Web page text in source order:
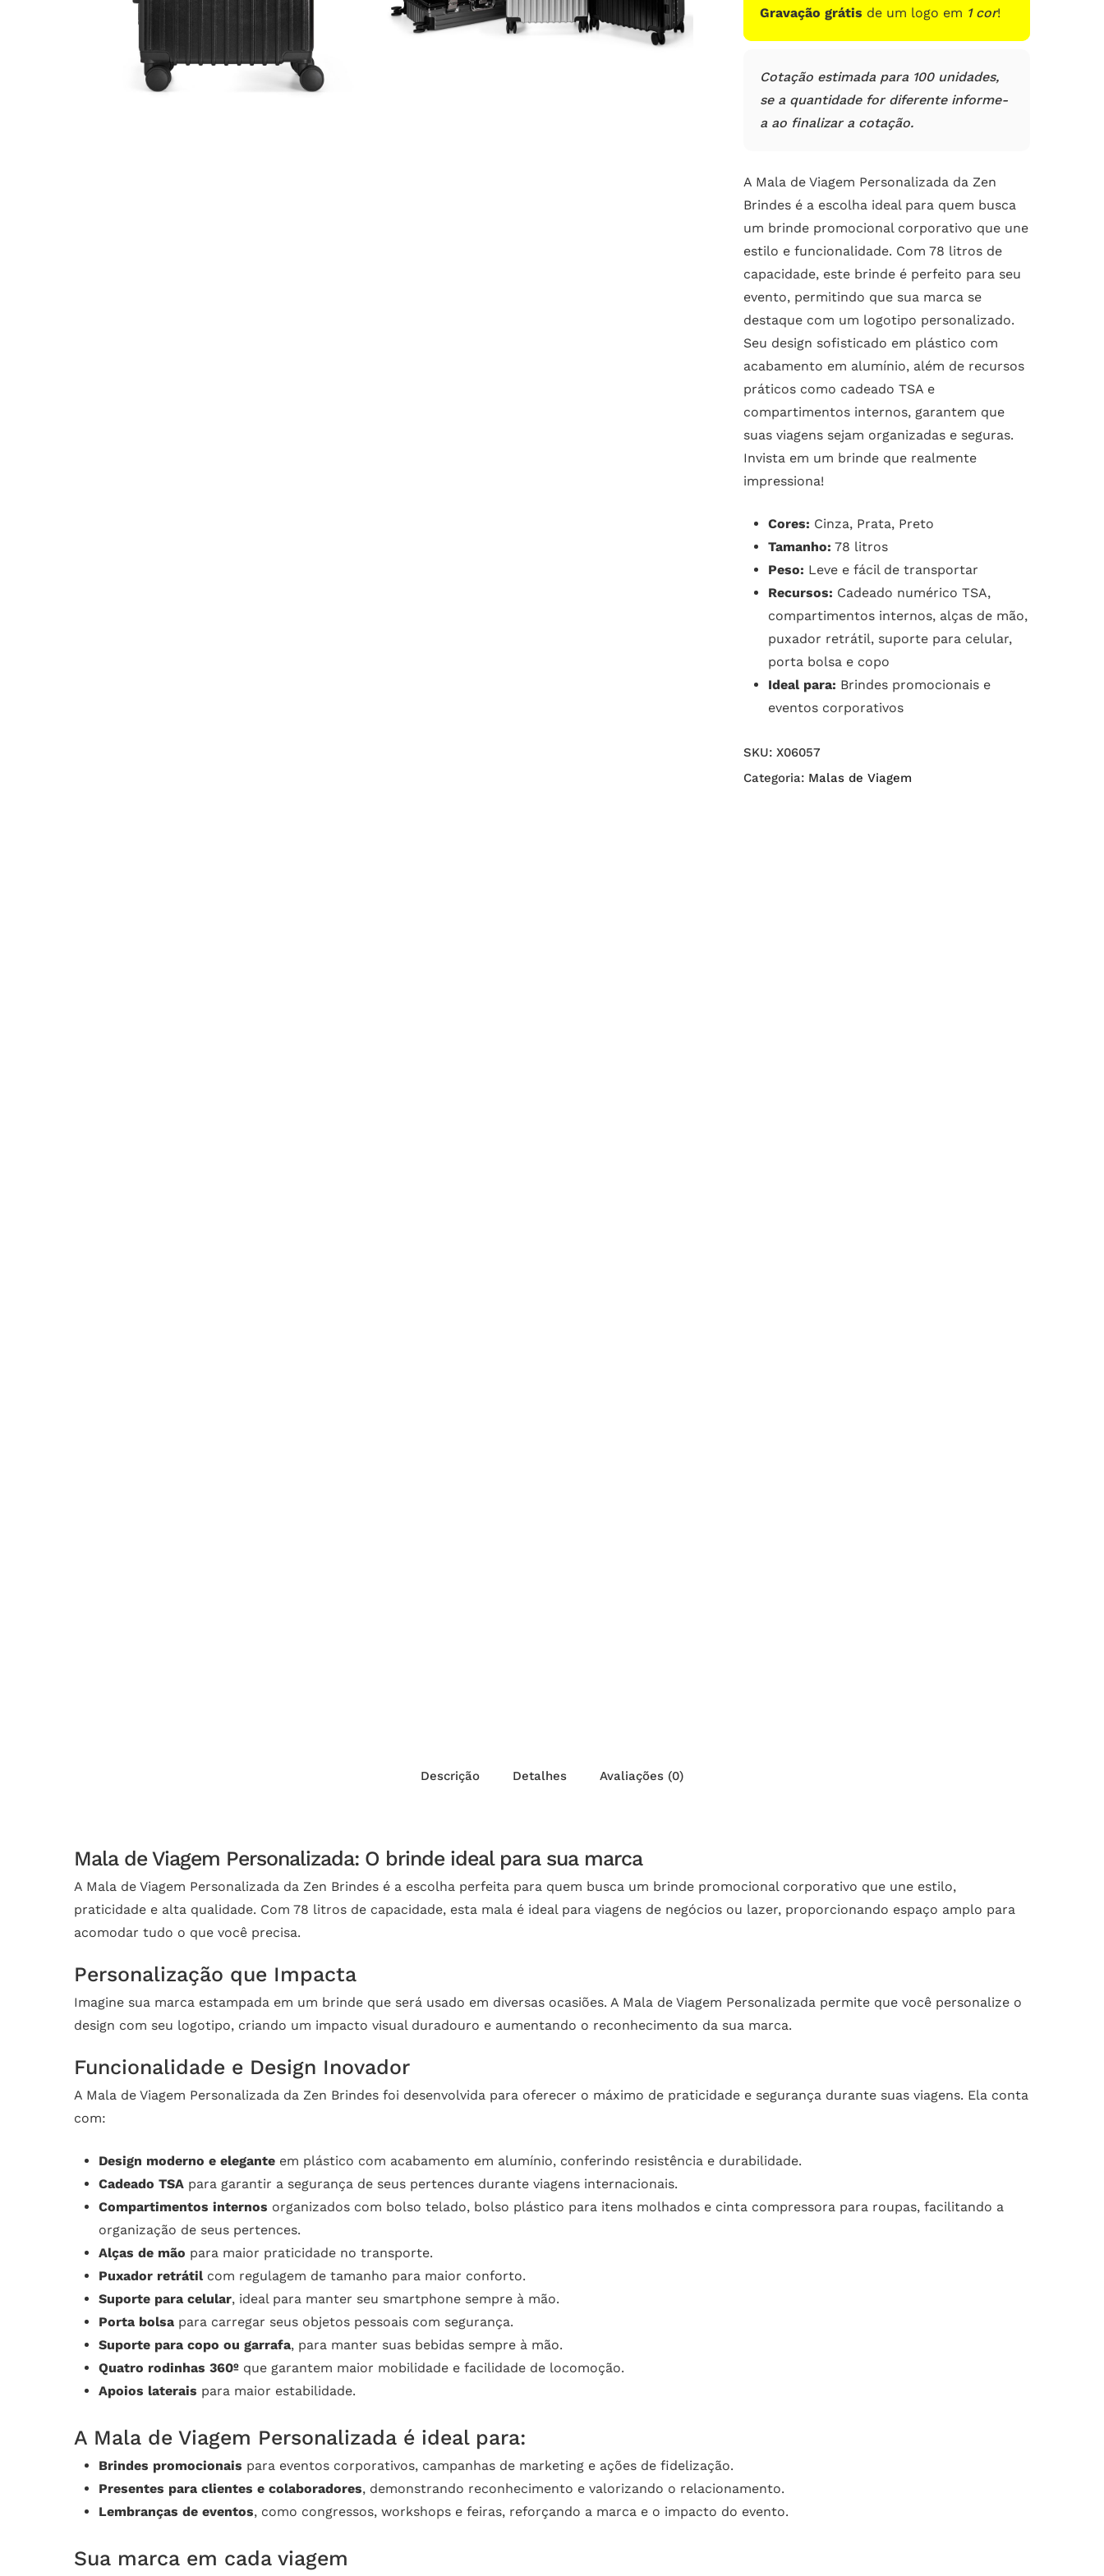
Gravação grátis de um logo em 1 cor!
Cotação estimada para 100 unidades,
se a quantidade for diferente informe-
a ao finalizar a cotação.
A Mala de Viagem Personalizada da Zen
Brindes é a escolha ideal para quem busca
um brinde promocional corporativo que une
estilo e funcionalidade. Com 78 litros de
capacidade, este brinde é perfeito para seu
evento, permitindo que sua marca se
destaque com um logotipo personalizado.
Seu design sofisticado em plástico com
acabamento em alumínio, além de recursos
práticos como cadeado TSA e
compartimentos internos, garantem que
suas viagens sejam organizadas e seguras.
Invista em um brinde que realmente
impressiona!
Cores: Cinza, Prata, Preto
Tamanho: 78 litros
Peso: Leve e fácil de transportar
Recursos: Cadeado numérico TSA,
compartimentos internos, alças de mão,
puxador retrátil, suporte para celular,
porta bolsa e copo
Ideal para: Brindes promocionais e
eventos corporativos
SKU: X06057
Categoria: Malas de Viagem
Descrição Detalhes Avaliações (0)
Mala de Viagem Personalizada: O brinde ideal para sua marca
A Mala de Viagem Personalizada da Zen Brindes é a escolha perfeita para quem busca um brinde promocional corporativo que une estilo,
praticidade e alta qualidade. Com 78 litros de capacidade, esta mala é ideal para viagens de negócios ou lazer, proporcionando espaço amplo para
acomodar tudo o que você precisa.
Personalização que Impacta
Imagine sua marca estampada em um brinde que será usado em diversas ocasiões. A Mala de Viagem Personalizada permite que você personalize o
design com seu logotipo, criando um impacto visual duradouro e aumentando o reconhecimento da sua marca.
Funcionalidade e Design Inovador
A Mala de Viagem Personalizada da Zen Brindes foi desenvolvida para oferecer o máximo de praticidade e segurança durante suas viagens. Ela conta
com:
Design moderno e elegante em plástico com acabamento em alumínio, conferindo resistência e durabilidade.
Cadeado TSA para garantir a segurança de seus pertences durante viagens internacionais.
Compartimentos internos organizados com bolso telado, bolso plástico para itens molhados e cinta compressora para roupas, facilitando a
organização de seus pertences.
Alças de mão para maior praticidade no transporte.
Puxador retrátilcom regulagem de tamanho para maior conforto.
Suporte para celular, ideal para manter seu smartphone sempre à mão.
Porta bolsa para carregar seus objetos pessoais com segurança.
Suporte para copo ou garrafa, para manter suas bebidas sempre à mão.
Quatro rodinhas 360º que garantem maior mobilidade e facilidade de locomoção.
Apoios laterais para maior estabilidade.
A Mala de Viagem Personalizada é ideal para:
Brindes promocionais para eventos corporativos, campanhas de marketing e ações de fidelização.
Presentes para clientes e colaboradores, demonstrando reconhecimento e valorizando o relacionamento.
Lembranças de eventos, como congressos, workshops e feiras, reforçando a marca e o impacto do evento.
Sua marca em cada viagem